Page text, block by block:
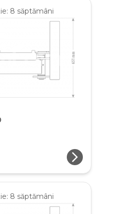
8 săptămâni
arrow_forward_ios
8 săptămâni